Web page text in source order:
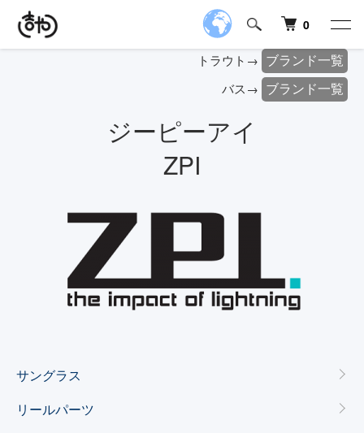
0
トラウト→ ブランド一覧
バス→ ブランド一覧
ジーピーアイ
ZPI
カテゴリー一覧
サングラス
リールパーツ